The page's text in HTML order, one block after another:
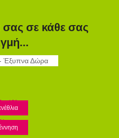
σας σε κάθε σας
Έξυπνα Δώρα